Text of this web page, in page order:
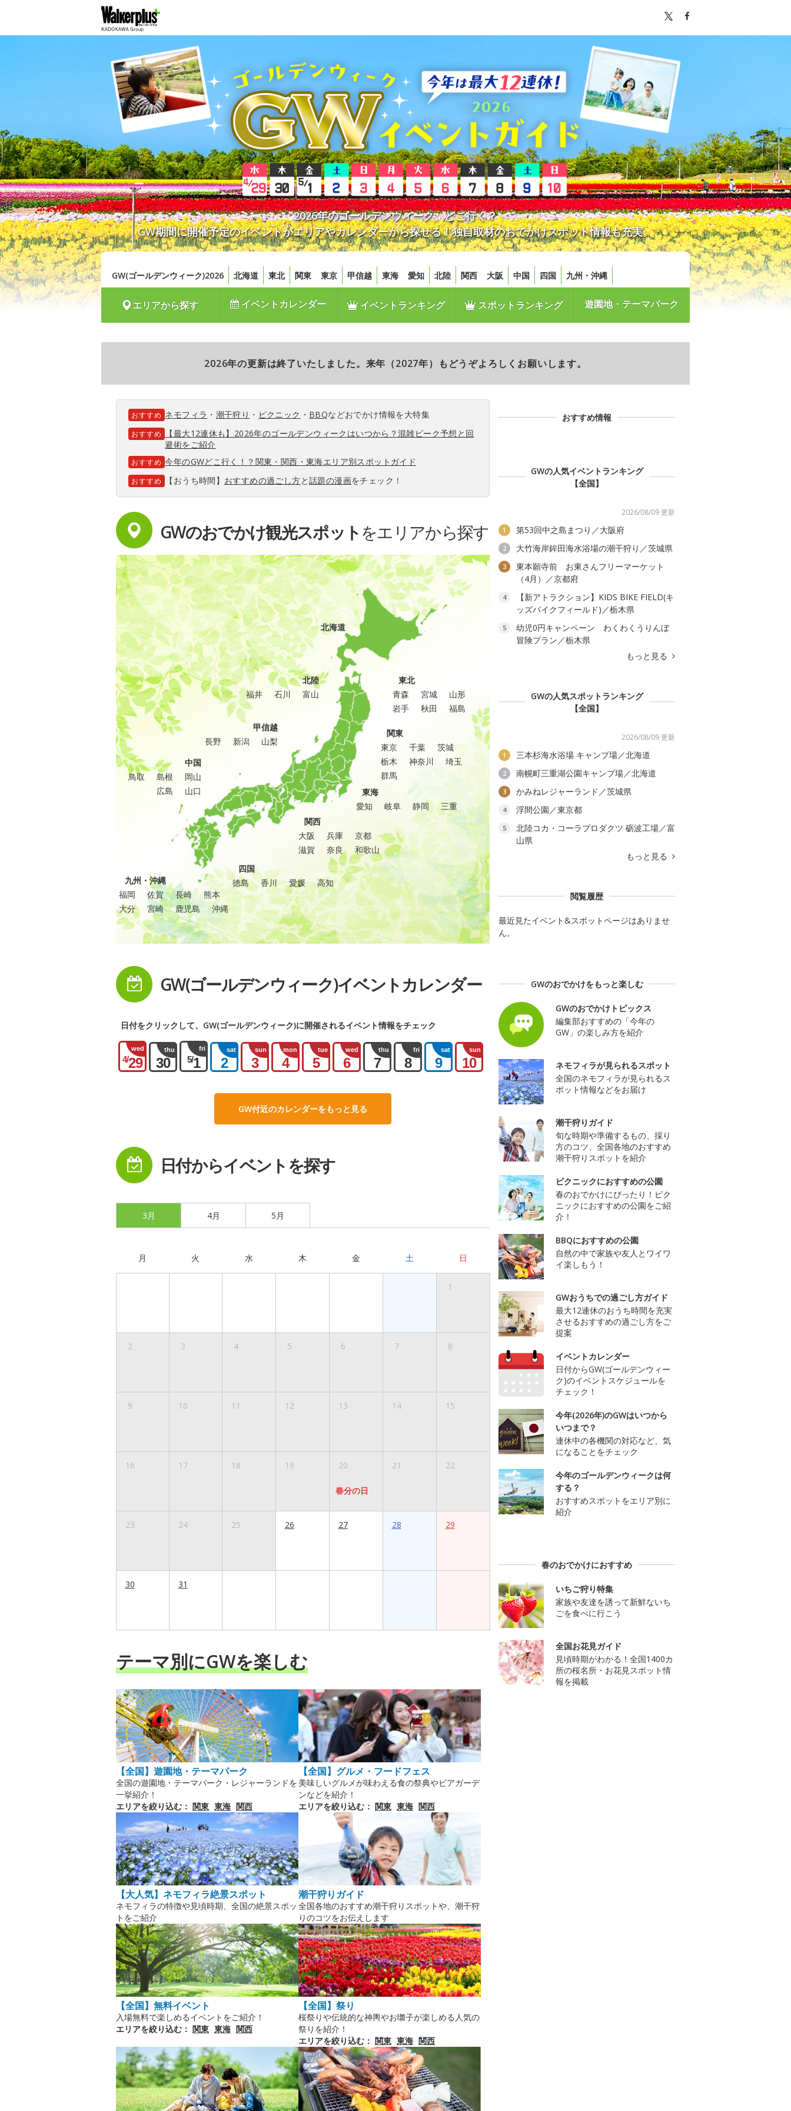
2026年のゴールデンウィーク、どこ行く？
GW期間に開催予定のイベントがエリアやカレンダーから探せる！独自取材のおでかけスポット情報も充実。
GW(ゴールデンウィーク)2026 北海道 東北 関東 東京 甲信越 東海 愛知 北陸 関西 大阪 中国 四国 九州・沖縄
エリアから探す イベントカレンダー イベントランキング スポットランキング 遊園地・テーマパーク
2026年の更新は終了いたしました。来年（2027年）もどうぞよろしくお願いします。
おすすめ ネモフィラ ・ 潮干狩り ・ ピクニック ・ BBQなどおでかけ情報を大特集
おすすめ
【最大12連休も】2026年のゴールデンウィークはいつから？混雑ピーク予想と回
避術をご紹介
おすすめ 今年のGWどこ行く！？関東・関西・東海エリア別スポットガイド
おすすめ 【おうち時間】 おすすめの過ごし方と話題の漫画をチェック！
GWのおでかけ観光スポットをエリアから探す
北海道
東北
青森
宮城
山形
岩手
秋田 福島
北陸
福井
石川 富山
関東
東京
千葉
茨城
栃木
神奈川
埼玉
群馬
東海
愛知
岐阜 静岡 三重
甲信越
長野
新潟 山梨
関西
大阪
兵庫
京都
滋賀
奈良
和歌山
四国
徳島
香川 愛媛 高知
中国
鳥取
島根
岡山
広島
山口
九州・沖縄
福岡
佐賀 長崎
熊本
大分
宮崎 鹿児島 沖縄
GW(ゴールデンウィーク)イベントカレンダー
日付をクリックして、GW(ゴールデンウィーク)に開催されるイベント情報をチェック
wed
4/29
thu
30
fri
5/1
sat
2
sun
3
mon
4
tue
5
wed
6
thu
7
fri
8
sat
9
sun
10
GW付近のカレンダーをもっと見る
日付からイベントを探す
3月 4月 5月
月 火 水 木 金 土 日
1
2 3 4 5 6 7 8
9 10 11 12 13 14 15
16 17 18 19 20
春分の日
21 22
23 24 25 26 27 28 29
30 31
テーマ別にGWを楽しむ
【全国】遊園地・テーマパーク
全国の遊園地・テーマパーク・レジャーランドを
一挙紹介！
エリアを絞り込む： 関東 東海 関西
【全国】グルメ・フードフェス
美味しいグルメが味わえる食の祭典やビアガーデ
ンなどを紹介！
エリアを絞り込む： 関東 東海 関西
【大人気】ネモフィラ絶景スポット
ネモフィラの特徴や見頃時期、全国の絶景スポッ
トをご紹介
潮干狩りガイド
全国各地のおすすめ潮干狩りスポットや、潮干狩
りのコツをお伝えします
【全国】無料イベント
入場無料で楽しめるイベントをご紹介！
エリアを絞り込む： 関東 東海 関西
【全国】祭り
桜祭りや伝統的な神輿やお囃子が楽しめる人気の
祭りを紹介！
エリアを絞り込む： 関東 東海 関西
おすすめ情報
GWの人気イベントランキング
【全国】
2026/08/09 更新
1 第53回中之島まつり／大阪府
2 大竹海岸鉾田海水浴場の潮干狩り／茨城県
3
東本願寺前 お東さんフリーマーケット
（4月）／京都府
4
【新アトラクション】KIDS BIKE FIELD(キ
ッズバイクフィールド)／栃木県
5
幼児0円キャンペーン わくわくうりんぼ
冒険プラン／栃木県
もっと見る
GWの人気スポットランキング
【全国】
2026/08/09 更新
1 三本杉海水浴場 キャンプ場／北海道
2 南幌町三重湖公園キャンプ場／北海道
3 かみねレジャーランド／茨城県
4 浮間公園／東京都
5
北陸コカ・コーラプロダクツ 砺波工場／富
山県
もっと見る
閲覧履歴
最近見たイベント&スポットページはありませ
ん。
GWのおでかけをもっと楽しむ
GWのおでかけトピックス
編集部おすすめの「今年の
GW」の楽しみ方を紹介
ネモフィラが見られるスポット
全国のネモフィラが見られるス
ポット情報などをお届け
潮干狩りガイド
旬な時期や準備するもの、採り
方のコツ、全国各地のおすすめ
潮干狩りスポットを紹介
ピクニックにおすすめの公園
春のおでかけにぴったり！ピク
ニックにおすすめの公園をご紹
介！
BBQにおすすめの公園
自然の中で家族や友人とワイワ
イ楽しもう！
GWおうちでの過ごし方ガイド
最大12連休のおうち時間を充実
させるおすすめの過ごし方をご
提案
イベントカレンダー
日付からGW(ゴールデンウィー
ク)のイベントスケジュールを
チェック！
今年(2026年)のGWはいつから
いつまで？
連休中の各機関の対応など、気
になることをチェック
今年のゴールデンウィークは何
する？
おすすめスポットをエリア別に
紹介
春のおでかけにおすすめ
いちご狩り特集
家族や友達を誘って新鮮ないち
ごを食べに行こう
全国お花見ガイド
見頃時期がわかる！全国1400カ
所の桜名所・お花見スポット情
報を掲載